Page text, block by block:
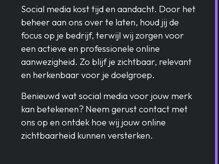
Social media kost tijd en aandacht. Door het
beheer aan ons over te laten, houd jij de
focus op je bedrijf, terwijl wij zorgen voor
een actieve en professionele online
aanwezigheid. Zo blijf je zichtbaar, relevant
en herkenbaar voor je doelgroep.
Benieuwd wat social media voor jouw merk
kan betekenen? Neem gerust contact met
ons op en ontdek hoe wij jouw online
zichtbaarheid kunnen versterken.